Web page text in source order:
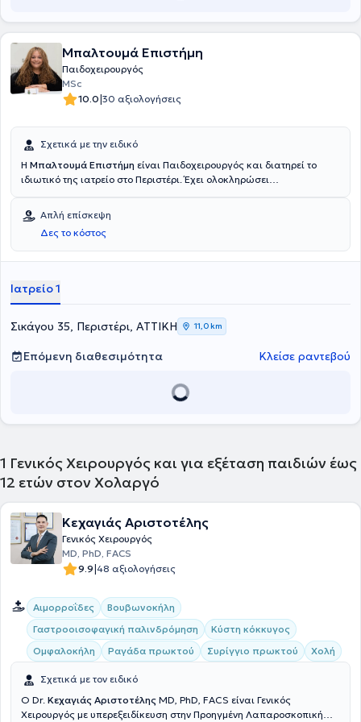
Μπαλτουμά Επιστήμη
Παιδοχειρουργός
MSc
10.0|30 αξιολογήσεις
Σχετικά με την ειδικό
Η
Μπαλτουμά Επιστήμη είναι Παιδοχειρουργός και διατηρεί το
ιδιωτικό της ιατρείο στο Περιστέρι. Έχει ολοκληρώσει
Πανεπιστήμιο Αθηνών, είναι Επιμελήτρια στη Β' Παιδοχειρουργική
Κλινική του Νοσοκομείου "Παίδων Μητέρα" ενώ στη διάρκεια της
ειδικότητάς της θήτευσε στο Γενικό Νοσοκομείο Αττικής
"Σισμανόγλειο" και στο Γενικό Νοσοκομείο Παίδων " Η Αγία Σοφία".
παρακολουθήσει πλήθος συνεδρίων.
Απλή επίσκεψη
Δες το κόστος
Ιατρείο 1
Σικάγου 35, Περιστέρι, ΑΤΤΙΚΗ 11,0 km
Επόμενη διαθεσιμότητα Κλείσε ραντεβού
1 Γενικός Χειρουργός και για εξέταση παιδιών έως
12 ετών στον Χολαργό
Κεχαγιάς Αριστοτέλης
Γενικός Χειρουργός
MD, PhD, FACS
9.9|48 αξιολογήσεις
Αιμορροΐδες
Βουβωνοκήλη
Γαστροοισοφαγική παλινδρόμηση
Κύστη κόκκυγος
Ομφαλοκήλη
Ραγάδα πρωκτού Συρίγγιο πρωκτού Χολή
Σχετικά με τον ειδικό
Ο Dr. Κεχαγιάς Αριστοτέλης MD, PhD, FACS είναι Γενικός
Χειρουργός με υπερεξειδίκευση στην Προηγμένη Λαπαροσκοπική